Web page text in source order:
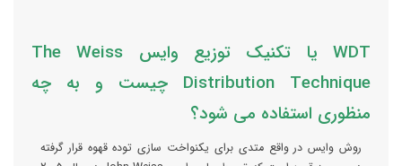
WDT یا تکنیک توزیع وایس The Weiss
Distribution Technique چیست و به چه
منظوری استفاده می شود؟
روش وایس در واقع متدی برای یکنواخت سازی توده قهوه قرار گرفته